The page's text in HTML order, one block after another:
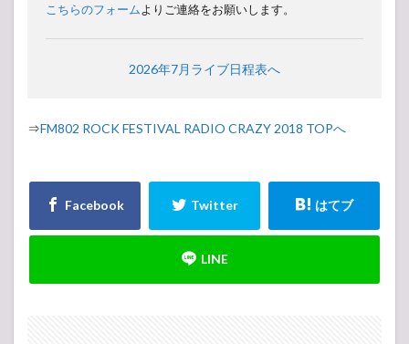
こちらのフォームよりご連絡をお願いします。
2026年7月ライブ日程表へ
⇒FM802 ROCK FESTIVAL RADIO CRAZY 2018 TOPへ